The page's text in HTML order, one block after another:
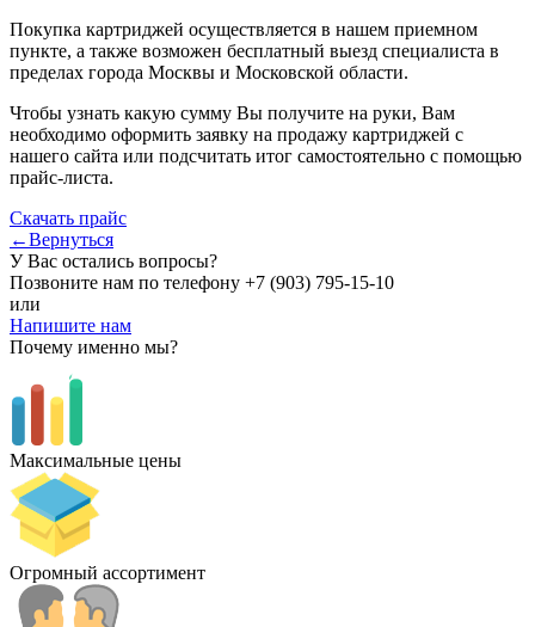
Покупка картриджей осуществляется в нашем приемном
пункте, а также возможен бесплатный выезд специалиста в
пределах города Москвы и Московской области.
Чтобы узнать какую сумму Вы получите на руки, Вам
необходимо оформить заявку на продажу картриджей с
нашего сайта или подсчитать итог самостоятельно с помощью
прайс-листа.
Скачать прайс
←Вернуться
У Вас остались вопросы?
Позвоните нам по телефону +7 (903) 795-15-10
или
Напишите нам
Почему именно мы?
Максимальные цены
Огромный ассортимент